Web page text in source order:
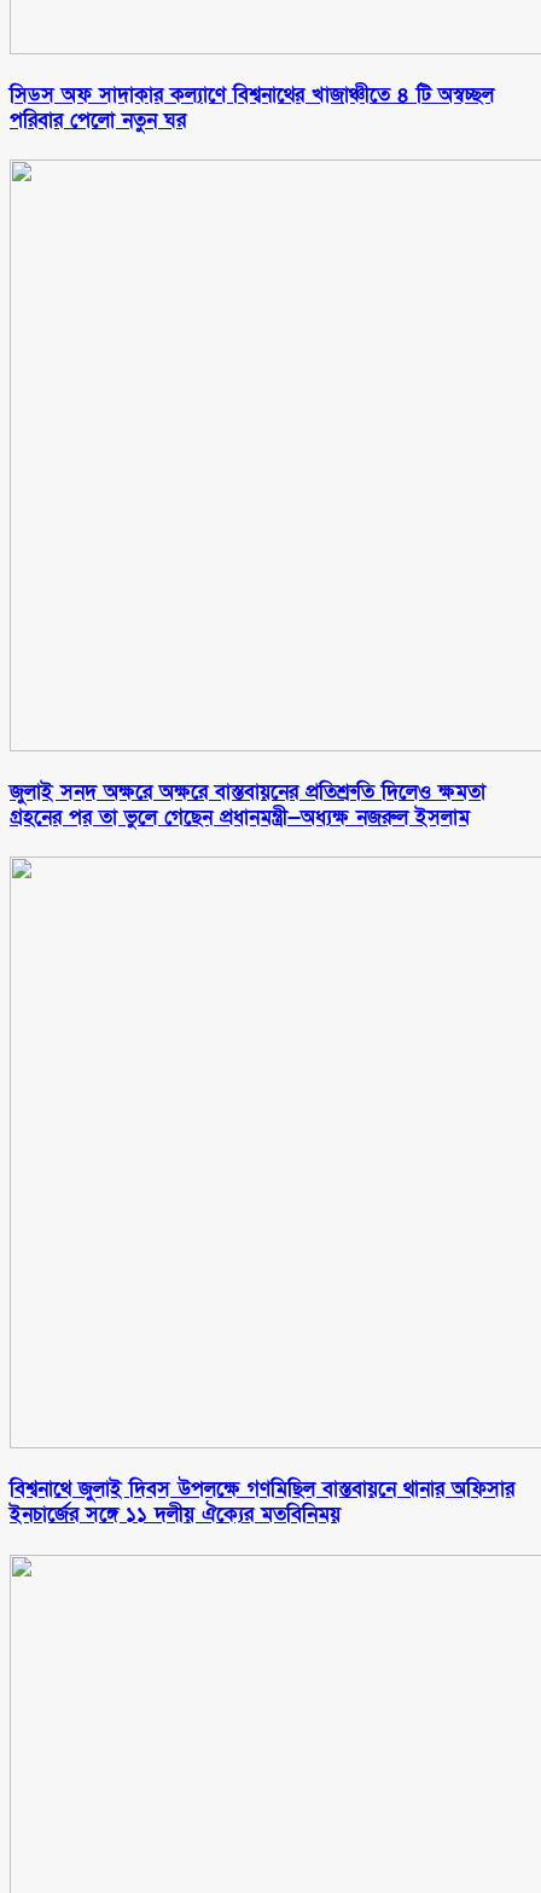
সিডস অফ সাদাকার কল্যাণে বিশ্বনাথের খাজাঞ্চীতে ৪ টি অস্বচ্ছল
পরিবার পেলো নতুন ঘর
জুলাই সনদ অক্ষরে অক্ষরে বাস্তবায়নের প্রতিশ্রুতি দিলেও ক্ষমতা
গ্রহনের পর তা ভুলে গেছেন প্রধানমন্ত্রী—অধ্যক্ষ নজরুল ইসলাম
বিশ্বনাথে জুলাই দিবস উপলক্ষে গণমিছিল বাস্তবায়নে থানার অফিসার
ইনচার্জের সঙ্গে ১১ দলীয় ঐক্যের মতবিনিময়